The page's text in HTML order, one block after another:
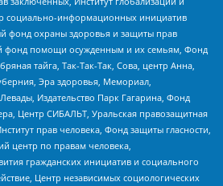
социально-информационных инициатив
фонд охраны здоровья и защиты прав
фонд помощи осужденным и их семьям, Фонд
тайга, Так-Так-Так, Сова, центр Анна,
Эра здоровья, Мемориал,
Издательство Парк Гагарина, Фонд
Центр СИБАЛЬТ, Уральская правозащитная
прав человека, Фонд защиты гласности,
центр по правам человека,
гражданских инициатив и социального
Центр независимых социологических